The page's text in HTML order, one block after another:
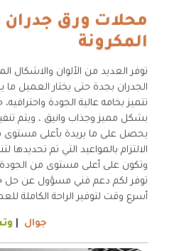
محلات ورق
المكرونة
توفر العديد من الألوان والاشكال
الجدران بجدة حتى يختار العميل ما
تتميز بخامه عالية الجودة
بشكل مميز وجذاب وانيق ، ويتم
يحصل على ما يريدة بأعلى مستوى
الالتزام بالمواعيد التي تم تحديدها
وتكون على أعلى مستوى من
توفر لكم دعم فني مسؤول عن حل
أسرع وقت لتوفير الراحة الكاملة
جوال